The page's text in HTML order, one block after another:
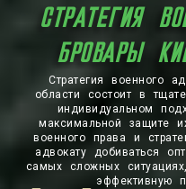
Стратегия военного
области состоит в
индивидуальном
максимальной защите
военного права и
адвокату добиваться
самых сложных
эффективную